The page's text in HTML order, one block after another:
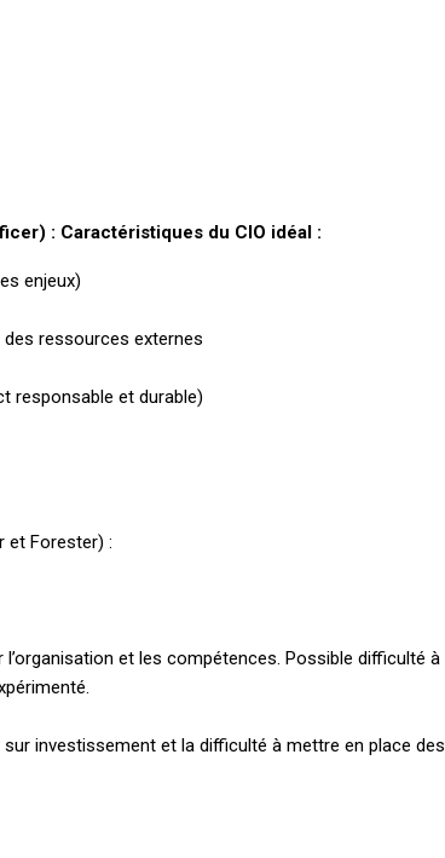
: Caractéristiques du CIO idéal :
enjeux)
des ressources externes
responsable et durable)
et Forester) :
et les compétences. Possible difficulté à
investissement et la difficulté à mettre en place des